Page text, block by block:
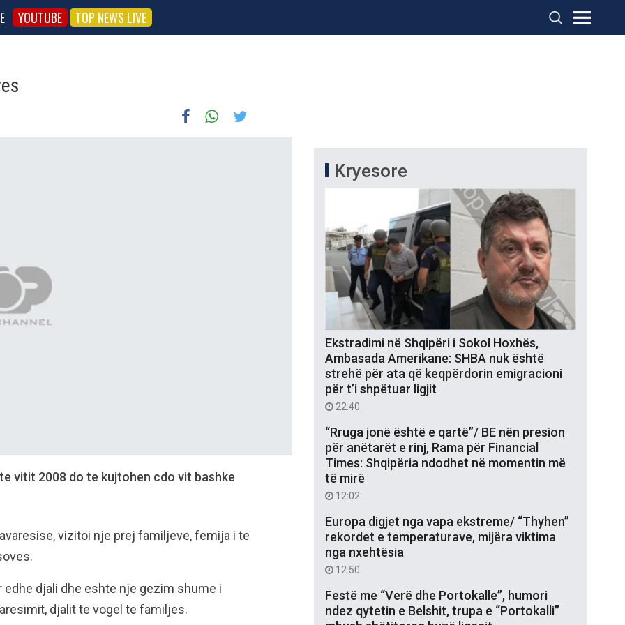
YOUTUBE TOP NEWS LIVE
vitit 2008 do te kujtohen cdo vit bashke
vizitoi nje prej familjeve, femija i te
edhe djali dhe eshte nje gezim shume i
djalit te vogel te familjes.
Kryesore
Ekstradimi në Shqipëri i Sokol Hoxhës,
Ambasada Amerikane: SHBA nuk është
strehë për ata që keqpërdorin emigracioni
për t’i shpëtuar ligjit
22:40
“Rruga jonë është e qartë”/ BE nën presion
për anëtarët e rinj, Rama për Financial
Times: Shqipëria ndodhet në momentin më
të mirë
12:02
Europa digjet nga vapa ekstreme/ “Thyhen”
rekordet e temperaturave, mijëra viktima
nga nxehtësia
12:50
Festë me “Verë dhe Portokalle”, humori
ndez qytetin e Belshit, trupa e “Portokalli”